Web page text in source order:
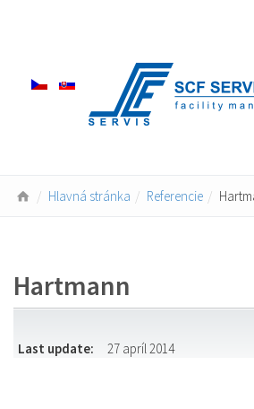
Hlavná stránka Referencie
Hartmann
Last update: 27 apríl 2014